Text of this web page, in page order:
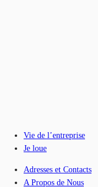
Vie de l’entreprise
Je loue
Adresses et Contacts
A Propos de Nous